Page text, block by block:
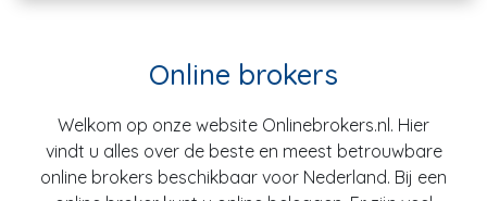
Online brokers
Welkom op onze website Onlinebrokers.nl. Hier
vindt u alles over de beste en meest betrouwbare
online brokers beschikbaar voor Nederland. Bij een